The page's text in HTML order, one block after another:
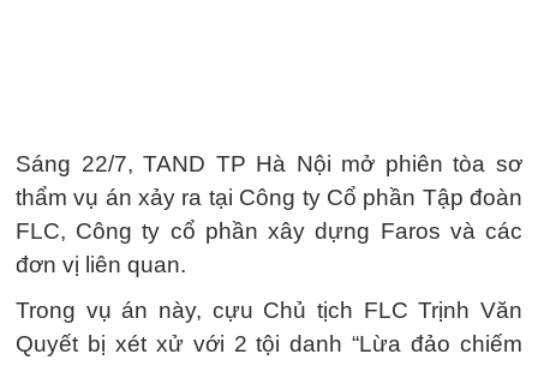
Sáng 22/7, TAND TP Hà Nội mở phiên tòa sơ
thẩm vụ án xảy ra tại Công ty Cổ phần Tập đoàn
FLC, Công ty cổ phần xây dựng Faros và các
đơn vị liên quan.
Trong vụ án này, cựu Chủ tịch FLC Trịnh Văn
Quyết bị xét xử với 2 tội danh “Lừa đảo chiếm